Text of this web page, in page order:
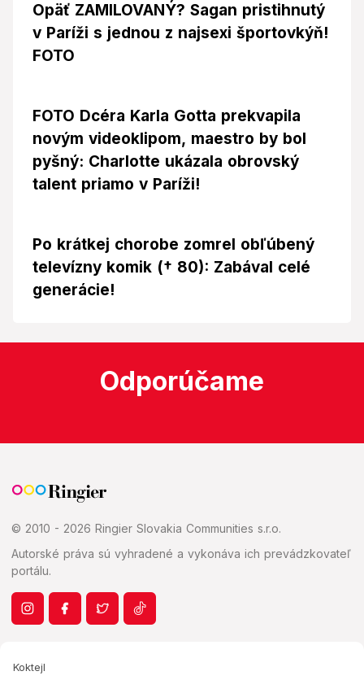
Opäť ZAMILOVANÝ? Sagan pristihnutý
v Paríži s jednou z najsexi športovkýň!
FOTO
FOTO Dcéra Karla Gotta prekvapila
novým videoklipom, maestro by bol
pyšný: Charlotte ukázala obrovský
talent priamo v Paríži!
Po krátkej chorobe zomrel obľúbený
televízny komik († 80): Zabával celé
generácie!
Odporúčame
© 2010 - 2026 Ringier Slovakia Communities s.r.o.
Autorské práva sú vyhradené a vykonáva ich prevádzkovateľ
portálu.
Koktejl